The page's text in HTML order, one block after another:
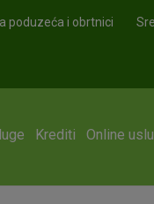
poduzeća i obrtnici
Krediti Online